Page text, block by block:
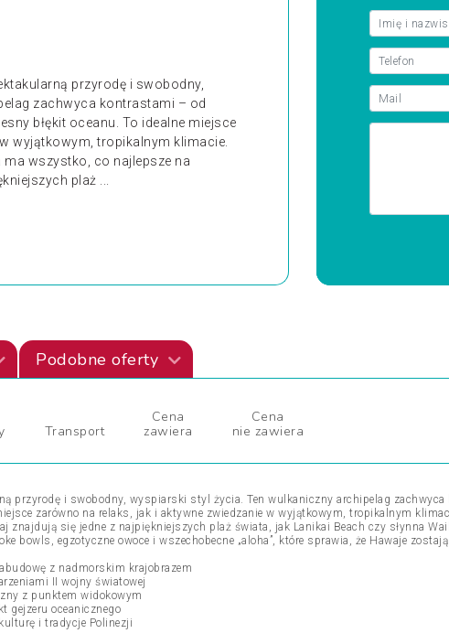
przyrodę i swobodny,
zachwyca kontrastami – od
błękit oceanu. To idealne miejsce
wyjątkowym, tropikalnym klimacie.
wszystko, co najlepsze na
plaż ...
Podobne oferty
Transport
Cena
zawiera
Cena
nie zawiera
przyrodę i swobodny, wyspiarski styl życia. Ten wulkaniczny archipelag
zarówno na relaks, jak i aktywne zwiedzanie w wyjątkowym, tropikalnym
znajdują się jedne z najpiękniejszych plaż świata, jak Lanikai Beach czy słynna
bowls, egzotyczne owoce i wszechobecne „aloha”, które sprawia, że Hawaje
z nadmorskim krajobrazem
II wojny światowej
z punktem widokowym
gejzeru oceanicznego
i tradycje Polinezji